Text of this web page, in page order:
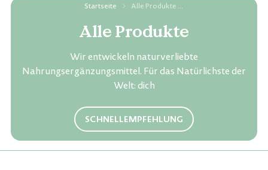
Startseite Alle Produkte
Alle Produkte
Wir entwickeln naturverliebte
Nahrungsergänzungsmittel. Für das Natürlichste der
Welt: dich
SCHNELLEMPFEHLUNG